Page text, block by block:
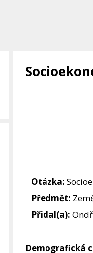
Otázka:
Předmět:
Přidal(a):
Demografická